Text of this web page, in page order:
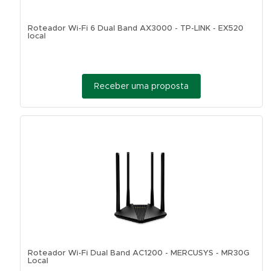
Roteador Wi-Fi 6 Dual Band AX3000 - TP-LINK - EX520
local
Receber uma proposta
Roteador Wi-Fi Dual Band AC1200 - MERCUSYS - MR30G
Local